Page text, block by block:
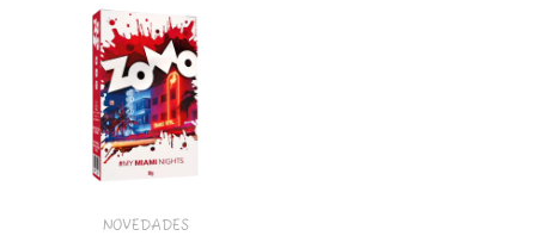
NOVEDADES
Premium
cantidad